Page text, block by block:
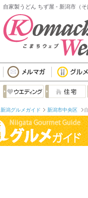
自家製うどん ちず屋 - 新潟市（そ
新潟グルメガイド 新潟市中央区